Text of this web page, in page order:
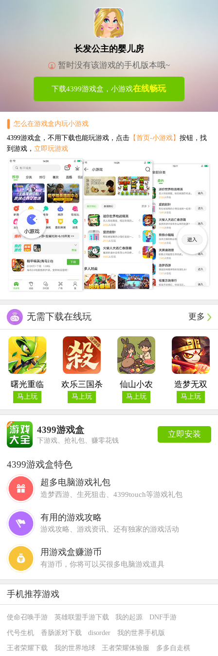
长发公主的婴儿房
暂时没有该游戏的手机版本哦~
下载4399游戏盒，小游戏在线畅玩
怎么在游戏盒内玩小游戏
4399游戏盒，不用下载也能玩游戏，点击【首页-小游戏】 按钮，找
到游戏， 立即玩游戏
更多
无需下载在线玩
曙光重临
马上玩
欢乐三国杀
马上玩
仙山小农
马上玩
造梦无双
马上玩
立即安装
4399游戏盒
下游戏、抢礼包、赚零花钱
4399游戏盒特色
超多电脑游戏礼包
造梦西游、生死狙击、4399touch等游戏礼包
有用的游戏攻略
游戏攻略、游戏资讯、还有独家的游戏活动
用游戏盒赚游币
有游币，你将可以买很多电脑游戏道具
手机推荐游戏
使命召唤手游 英雄联盟手游下载 我的起源 DNF手游
代号生机 香肠派对下载 disorder 我的世界手机版
王者荣耀下载 我的世界地球 王者荣耀体验服 多多自走棋